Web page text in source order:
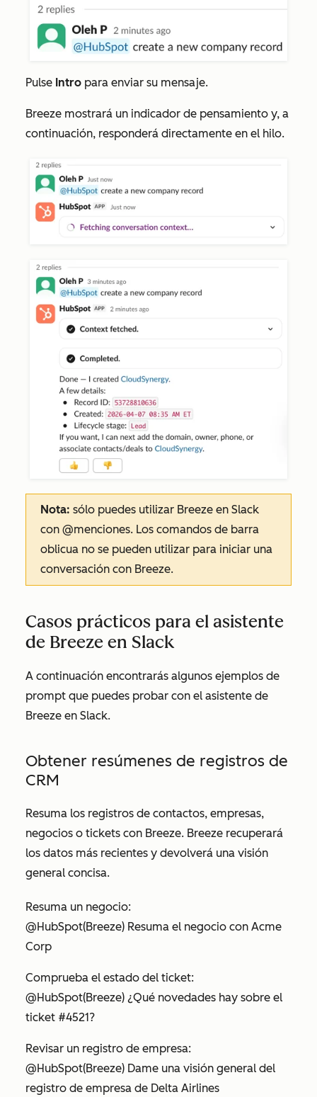
Pulse Intro para enviar su mensaje.
Breeze mostrará un indicador de pensamiento y, a
continuación, responderá directamente en el hilo.
Nota: sólo puedes utilizar Breeze en Slack
con @menciones. Los comandos de barra
oblicua no se pueden utilizar para iniciar una
conversación con Breeze.
Casos prácticos para el asistente
de Breeze en Slack
A continuación encontrarás algunos ejemplos de
prompt que puedes probar con el asistente de
Breeze en Slack.
Obtener resúmenes de registros de
CRM
Resuma los registros de contactos, empresas,
negocios o tickets con Breeze. Breeze recuperará
los datos más recientes y devolverá una visión
general concisa.
Resuma un negocio:
@HubSpot(Breeze) Resuma el negocio con Acme
Corp
Comprueba el estado del ticket:
@HubSpot(Breeze) ¿Qué novedades hay sobre el
ticket #4521?
Revisar un registro de empresa:
@HubSpot(Breeze) Dame una visión general del
registro de empresa de Delta Airlines